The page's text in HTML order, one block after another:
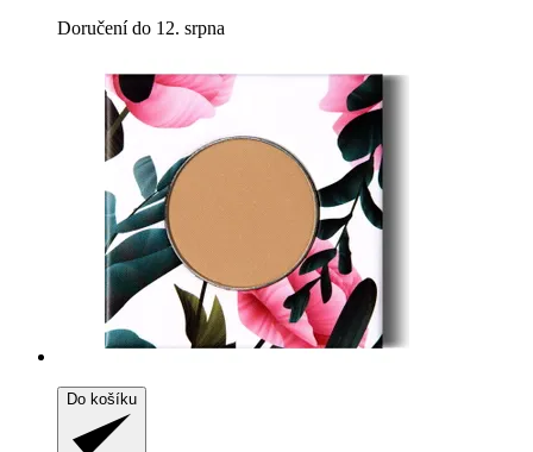
Doručení do 12. srpna
Do košíku